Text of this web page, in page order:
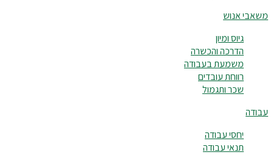
משאבי אנוש
גיוס ומיון
הדרכה והכשרה
משמעת בעבודה
רווחת עובדים
שכר ותגמול
עבודה
יחסי עבודה
תנאי עבודה